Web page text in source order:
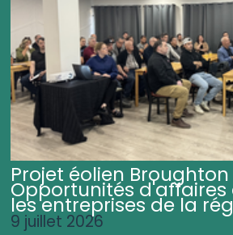
Projet éolien Broughton
Opportunités d'affaires
les entreprises de la
9 juillet 2026